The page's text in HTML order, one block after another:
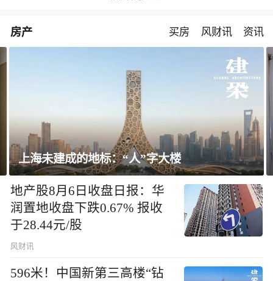
房产 买房 风财讯 资讯
上海未建成的地标：“人”字大楼
地产股8月6日收盘日报：华
润置地收盘下跌0.67% 报收
于28.44元/股
风财讯
596米！中国新第三高楼“钻